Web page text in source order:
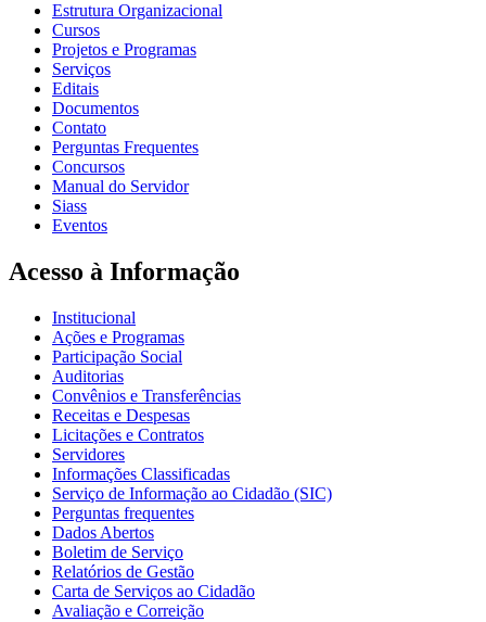
Estrutura Organizacional
Cursos
Projetos e Programas
Serviços
Editais
Documentos
Contato
Perguntas Frequentes
Concursos
Manual do Servidor
Siass
Eventos
Acesso à Informação
Institucional
Ações e Programas
Participação Social
Auditorias
Convênios e Transferências
Receitas e Despesas
Licitações e Contratos
Servidores
Informações Classificadas
Serviço de Informação ao Cidadão (SIC)
Perguntas frequentes
Dados Abertos
Boletim de Serviço
Relatórios de Gestão
Carta de Serviços ao Cidadão
Avaliação e Correição